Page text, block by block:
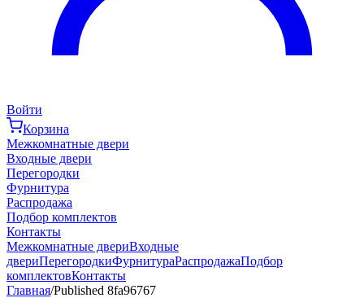
Войти
Корзина
Межкомнатные двери
Входные двери
Перегородки
Фурнитура
Распродажа
Подбор комплектов
Контакты
Межкомнатные двериВходные
двериПерегородкиФурнитураРаспродажаПодбор
комплектовКонтакты
Главная/Published 8fa96767